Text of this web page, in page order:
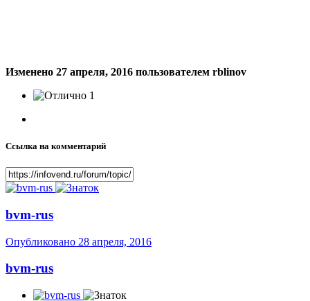
Изменено 27 апреля, 2016 пользователем rblinov
1
Ссылка на комментарий
bvm-rus
Опубликовано 28 апреля, 2016
bvm-rus